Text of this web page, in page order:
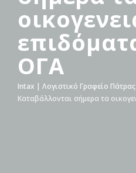
ΟΓΑ
Intax | Λογιστικό Γραφείο Πάτρας
Καταβάλλονται σήμερα τα